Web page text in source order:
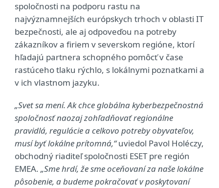
spoločnosti na podporu rastu na
najvýznamnejších európskych trhoch v oblasti IT
bezpečnosti, ale aj odpoveďou na potreby
zákazníkov a firiem v severskom regióne, ktorí
hľadajú partnera schopného pomôcť v čase
rastúceho tlaku rýchlo, s lokálnymi poznatkami a
v ich vlastnom jazyku.
„Svet sa mení. Ak chce globálna kyberbezpečnostná
spoločnosť naozaj zohľadňovať regionálne
pravidlá, regulácie a celkovo potreby obyvateľov,
musí byť lokálne prítomná,“uviedol Pavol Holéczy,
obchodný riaditeľ spoločnosti ESET pre región
EMEA. „Sme hrdí, že sme oceňovaní za naše lokálne
pôsobenie, a budeme pokračovať v poskytovaní